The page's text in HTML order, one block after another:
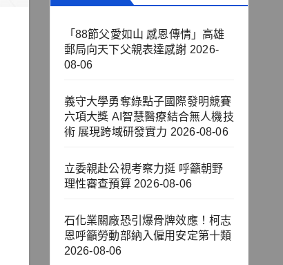
「88節父愛如山 感恩傳情」高雄
郵局向天下父親表達感謝 2026-
08-06
義守大學勇奪綠點子國際發明競賽
六項大獎 AI智慧醫療結合無人機技
術 展現跨域研發實力 2026-08-06
立委親赴公視考察力挺 呼籲朝野
理性審查預算 2026-08-06
石化業關廠恐引爆骨牌效應！柯志
恩呼籲勞動部納入僱用安定第十類
2026-08-06